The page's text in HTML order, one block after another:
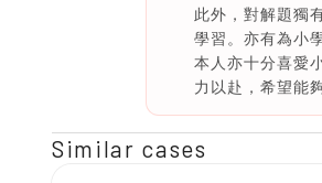
此外，對解題獨
學習。亦有為小
本人亦十分喜愛
力以赴，希望能
Similar cases